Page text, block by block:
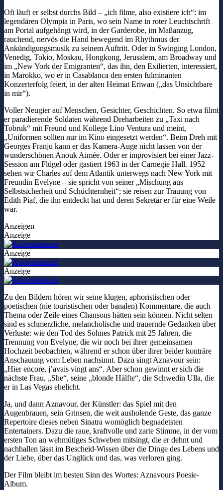
Oft läuft er selbst durchs Bild – „ich filme, also existiere ich“: im
legendären Olympia in Paris, wo sein Name in roter Leuchtschrift
am Portal aufgehängt wird, in der Garderobe, im Maßanzug,
rauchend, nervös die Hand bewegend im Rhythmus der
Ankündigungsmusik zu seinem Auftritt. Oder in Swinging London,
Venedig, Tokio, Moskau, Hongkong, Jerusalem, am Broadway und
im „New York der Emigranten“, das ihn, den Exilierten, interessiert,
in Marokko, wo er in Casablanca den ersten fulminanten
Konzerterfolg feiert, in der alten Heimat Eriwan („das Unsichtbare
in mir“).
Voller Neugier auf Menschen, Gesichter, Geschichten. So etwa filmt
er paradierende Soldaten während Dreharbeiten zu „Taxi nach
Tobruk“ mit Freund und Kollege Lino Ventura und meint,
„Uniformen sollten nur im Kino eingesetzt werden“. Beim Dreh mit
Georges Franju kann er das Kamera-Auge nicht lassen von der
wunderschönen Anouk Aimée. Oder er improvisiert bei einer Jazz-
Session am Flügel oder gastiert 1963 in der Carnegie Hall. 1952
sehen wir Charles auf dem Atlantik unterwegs nach New York mit
Freundin Evelyne – sie spricht von seiner „Mischung aus
Selbstsicherheit und Schüchternheit“; sie reisen zur Trauung von
Edith Piaf, die ihn entdeckt hat und deren Sekretär er für eine Weile
war.
Anzeigen
Anzeige
Anzeige
Anzeige
Zu den Bildern hören wir seine klugen, aphoristischen oder
poetischen (nie touristischen oder banalen) Kommentare, die auch
Thema oder Zeile eines Chansons hätten sein können. Nicht selten
sind es schmerzliche, melancholische und trauernde Gedanken über
Verluste: wie den Tod des Sohnes Patrick mit 25 Jahren, die
Trennung von Evelyne, die wir noch bei ihrer gemeinsamen
Hochzeit beobachten, während er schon über ihrer beider konträre
Anschauung vom Leben nachsinnt. Dazu singt Aznavour sein:
„Hier encore, j’avais vingt ans“. Aber schon gewinnt er sich die
nächste Frau, „She“, seine „blonde Hälfte“, die Schwedin Ulla, die
er in Las Vegas ehelicht.
Ja, und dann Aznavour, der Künstler: das Spiel mit den
Augenbrauen, sein Grinsen, die weit ausholende Geste, das ganze
Repertoire dieses neben Sinatra womöglich begnadetsten
Entertainers. Dazu die raue, kraftvolle und zarte Stimme, in der vom
ersten Ton an wehmütiges Schweben mitsingt, die er dehnt und
nachhallen lässt im Bescheid-Wissen über die Dinge des Lebens und
der Liebe, über das Unglück und das, was verloren ging.
Der Film bleibt im besten Sinn des Wortes: Aznavours Poesie-
Album.